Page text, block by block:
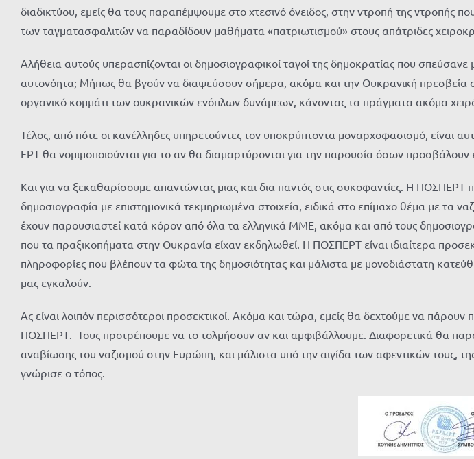
διαδικτύου, εμείς θα τους παραπέμψουμε στο χτεσινό όνειδος, στην ντροπή της ντροπής
των ταγματασφαλιτών να παραδίδουν μαθήματα «πατριωτισμού» στους απάτριδες
Αλήθεια αυτούς υπερασπίζονται οι δημοσιογραφικοί ταγοί της δημοκρατίας που
αυτονόητα; Μήπως θα βγούν να διαψεύσουν σήμερα, ακόμα και την Ουκρανική πρεσβεία
οργανικό κομμάτι των ουκρανικών ενόπλων δυνάμεων, κάνοντας τα πράγματα ακόμα
Τέλος, από πότε οι κανέλληδες υπηρετούντες τον υποκρύπτοντα μοναρχοφασισμό, είναι
ΕΡΤ θα νομιμοποιούνται για το αν θα διαμαρτύρονται για την παρουσία όσων
Και για να ξεκαθαρίσουμε απαντώντας μιας και δια παντός στις συκοφαντίες. Η
δημοσιογραφία με επιστημονικά τεκμηριωμένα στοιχεία, ειδικά στο επίμαχο θέμα με τα
έχουν παρουσιαστεί κατά κόρον από όλα τα ελληνικά ΜΜΕ, ακόμα και από τους
που τα πραξικοπήματα στην Ουκρανία είχαν εκδηλωθεί. Η ΠΟΣΠΕΡΤ είναι ιδιαίτερα
πληροφορίες που βλέπουν τα φώτα της δημοσιότητας και μάλιστα με μονοδιάστατη
μας εγκαλούν.
Ας είναι λοιπόν περισσότεροι προσεκτικοί. Ακόμα και τώρα, εμείς θα δεχτούμε να
ΠΟΣΠΕΡΤ. Τους προτρέπουμε να το τολμήσουν αν και αμφιβάλλουμε. Διαφορετικά θα
αναβίωσης του ναζισμού στην Ευρώπη, και μάλιστα υπό την αιγίδα των αφεντικών τους,
γνώρισε ο τόπος.